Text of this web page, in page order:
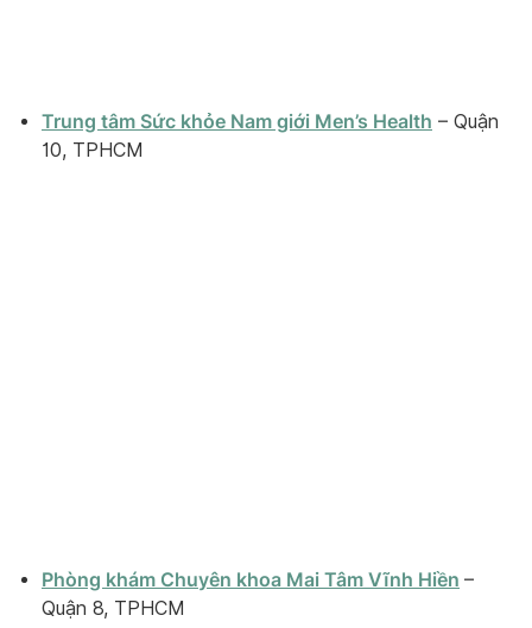
Trung tâm Sức khỏe Nam giới Men’s Health – Quận
10, TPHCM
Phòng khám Chuyên khoa Mai Tâm Vĩnh Hiền –
Quận 8, TPHCM